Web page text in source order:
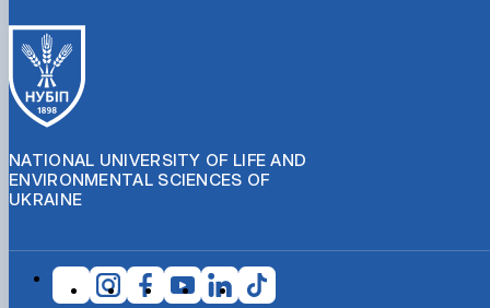
NATIONAL UNIVERSITY OF LIFE AND
ENVIRONMENTAL SCIENCES OF
UKRAINE